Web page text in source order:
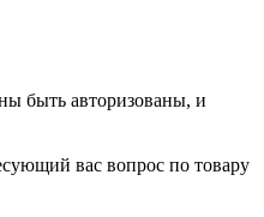
быть авторизованы, и
вас вопрос по товару